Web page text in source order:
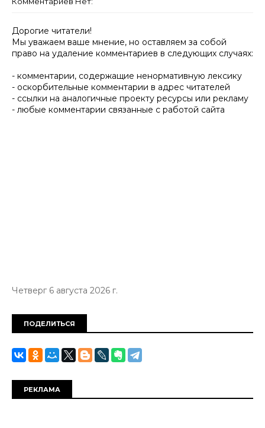
Дорогие читатели!
Мы уважаем ваше мнение, но оставляем за собой
право на удаление комментариев в следующих случаях:
- комментарии, содержащие ненормативную лексику
- оскорбительные комментарии в адрес читателей
- ссылки на аналогичные проекту ресурсы или рекламу
- любые комментарии связанные с работой сайта
Четверг 6 августа 2026 г.
ПОДЕЛИТЬСЯ
РЕКЛАМА